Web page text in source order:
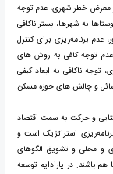
معرض خطر شهری، عدم توجه
به شهرها، بستر ناکافی
برنامه‌ریزی برای کنترل
توجه کافی به روش های
توجه ناکافی به ابعاد کیفی
و چالش های حوزه مسکن
و حرکت به سمت اقتصاد
استراتژیک است و
و محلی و تشویق الگوهای
باشند. در پارادایم توسعه